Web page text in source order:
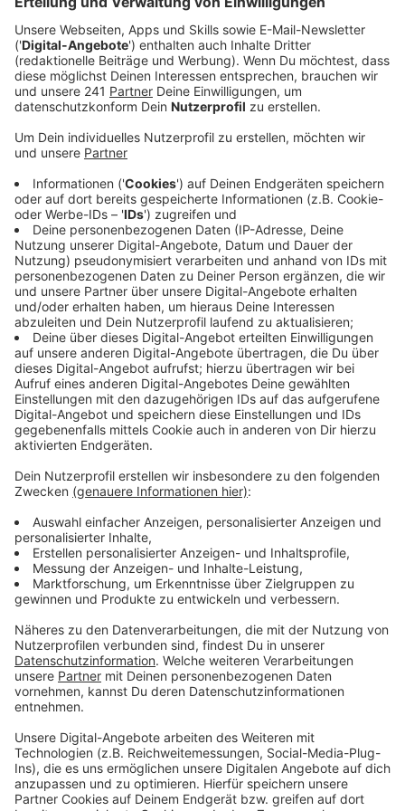
Anzeige
Die Entscheidung für mehr Blitzer hat einen ganz
konkreten Grund: Die neusten Polizeistatistiken
zeigen, dass Raser für immer mehr Unfälle
folgenschweren Unfälle von über 30 Prozent gesorgt.
Blitzer sorgen erfahrungsgemäß dafür, dass sich
deutlich mehr Autofahrer an die
Geschwindigkeitsbegrenzungen halten. Das verhindert
nicht nur Unfälle, sondern ist auch besser für die
Umwelt und den Lärmpegel bei uns in der Stadt.
Alles Argumente, die für eine Mehrheit im Rat gesorgt
haben. Auch der Finanzausschuss befürwortet den
Kauf neuer Blitzer – sie bringen ja schließlich auch
neue Bußgelder in die Kassen.
Weitere Meldungen aus Leverkusen
Anzeige
Spielzeit
Pilotprojekt soll Müll vom Leverkusener Rhein
fernhalten